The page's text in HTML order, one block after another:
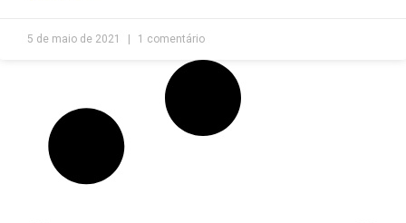
5 de maio de 2021 1 comentário